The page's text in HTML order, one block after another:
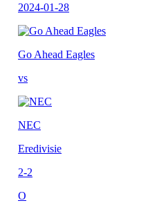
2024-01-28
Go Ahead Eagles
vs
NEC
Eredivisie
2-2
O